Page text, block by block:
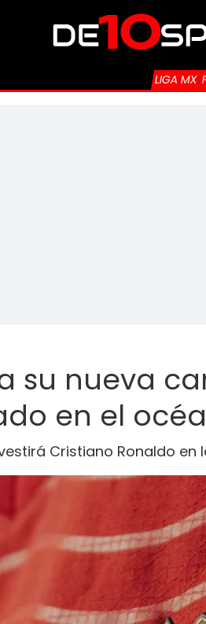
LIGA MX
su nueva
en el
Cristiano Ronaldo en